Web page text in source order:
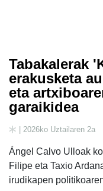
Tabakalerak
erakusketa
eta
garaikidea
| 2026ko Uztailaren 2a
Ángel Calvo Ulloak
Filipe eta Taxio
irudikapen